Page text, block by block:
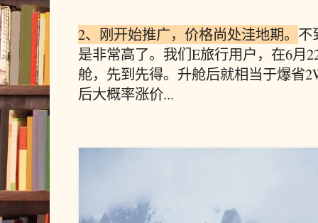
2、刚开始推广，价格尚处洼地期。 不
是非常高了。我们E旅行用户，在6月
舱，先到先得。升舱后就相当于爆省
后大概率涨价...